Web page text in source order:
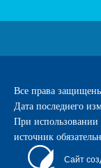
Все права
Дата последнего
При использовании
источник
Сайт